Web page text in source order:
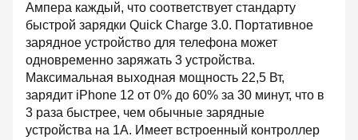
Ампера каждый, что соответствует стандарту
быстрой зарядки Quick Charge 3.0. Портативное
зарядное устройство для телефона может
одновременно заряжать 3 устройства.
Максимальная выходная мощность 22,5 Вт,
зарядит iPhone 12 от 0% до 60% за 30 минут, что в
3 раза быстрее, чем обычные зарядные
устройства на 1А. Имеет встроенный контроллер